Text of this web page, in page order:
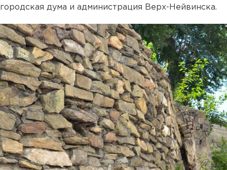
городская дума и администрация Верх-Нейвинска.